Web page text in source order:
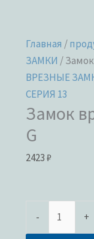
Главная /
ЗАМКИ /
ВРЕЗНЫЕ
СЕРИЯ 13
Замок
G
2423₽
- +